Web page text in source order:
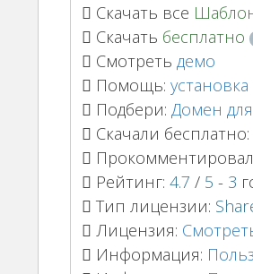
Скачать все
Скачать бесплатно
Смотреть демо
Помощь:
Подбери: Домен
Скачали бесплатно:
Рейтинг: 4.7 / 5 - 3
Тип лицензии:
Лицензия:
Информация: